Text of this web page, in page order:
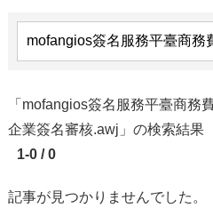
「mofangios簽名服務平臺商務
企業簽名審核.awj」の検索結果
1-0 / 0
記事が見つかりませんでした。